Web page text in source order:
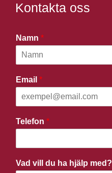
Kontakta oss
Namn *
Email *
Telefon *
Vad vill du ha hjälp med?